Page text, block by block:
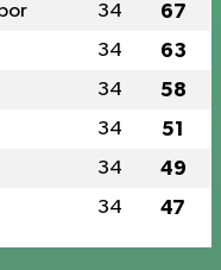
34 67
34 63
34 58
34 51
34 49
34 47